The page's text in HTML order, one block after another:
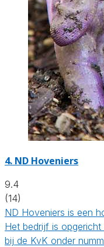
4. ND Hoveniers
9.4
(14)
ND Hoveniers is een
Het bedrijf is
bij de KvK onder